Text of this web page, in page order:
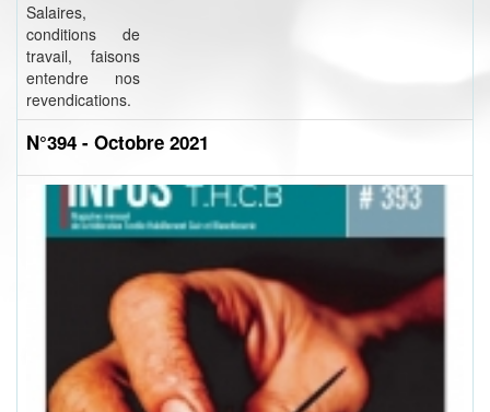
Salaires,
conditions de
travail, faisons
entendre nos
revendications.
N°394 - Octobre 2021